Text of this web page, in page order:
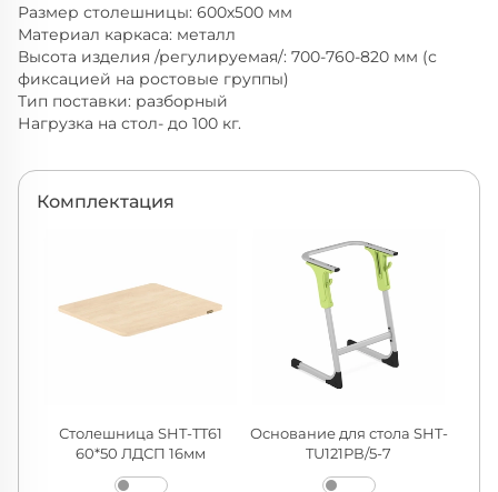
Размер столешницы: 600х500 мм
Материал каркаса: металл
Высота изделия /регулируемая/: 700-760-820 мм (с
фиксацией на ростовые группы)
Тип поставки: разборный
Нагрузка на стол- до 100 кг.
Комплектация
Столешница SHT-TT61
60*50 ЛДСП 16мм
Основание для стола SHT-
TU121РВ/5-7